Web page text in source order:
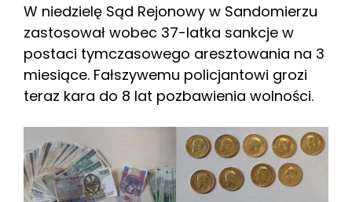
W niedzielę Sąd Rejonowy w Sandomierzu
zastosował wobec 37-latka sankcje w
postaci tymczasowego aresztowania na 3
miesiące. Fałszywemu policjantowi grozi
teraz kara do 8 lat pozbawienia wolności.